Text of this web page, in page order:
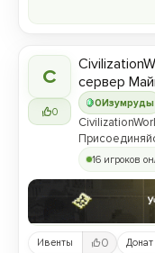
C
0
0Изумруды
сервер
16 игроков
Ивенты 0 Донат